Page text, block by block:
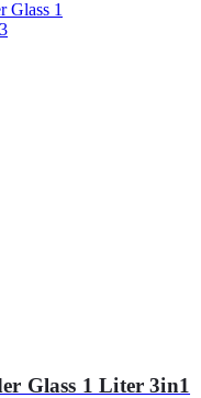
Glass 1 Liter 3in1